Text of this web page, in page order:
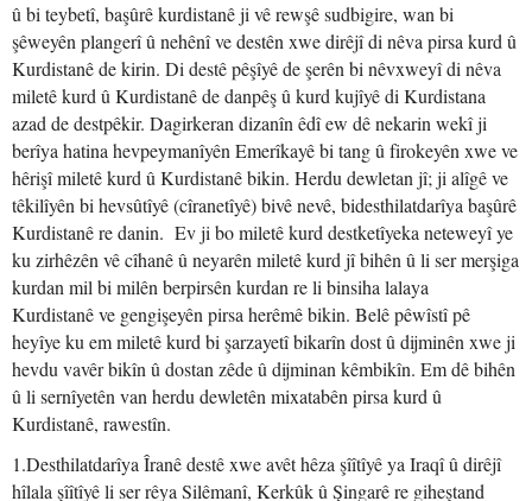
û bi teybetî, başûrê kurdistanê ji vê rewşê sudbigire, wan bi
şêweyên plangerî û nehênî ve destên xwe dirêjî di nêva pirsa kurd û
Kurdistanê de kirin. Di destê pêşîyê de şerên bi nêvxweyî di nêva
miletê kurd û Kurdistanê de danpêş û kurd kujîyê di Kurdistana
azad de destpêkir. Dagirkeran dizanîn êdî ew dê nekarin wekî ji
berîya hatina hevpeymanîyên Emerîkayê bi tang û firokeyên xwe ve
hêrişî miletê kurd û Kurdistanê bikin. Herdu dewletan jî; ji alîgê ve
têkilîyên bi hevsûtîyê (cîranetîyê) bivê nevê, bidesthilatdarîya başûrê
Kurdistanê re danin. Ev ji bo miletê kurd destketîyeka neteweyî ye
ku zirhêzên vê cîhanê û neyarên miletê kurd jî bihên û li ser merşiga
kurdan mil bi milên berpirsên kurdan re li binsiha lalaya
Kurdistanê ve gengişeyên pirsa herêmê bikin. Belê pêwîstî pê
heyîye ku em miletê kurd bi şarzayetî bikarîn dost û dijminên xwe ji
hevdu vavêr bikîn û dostan zêde û dijminan kêmbikîn. Em dê bihên
û li sernîyetên van herdu dewletên mixatabên pirsa kurd û
Kurdistanê, rawestîn.
1.Desthilatdarîya Îranê destê xwe avêt hêza şîîtîyê ya Iraqî û dirêjî
hîlala şîîtîyê li ser rêya Silêmanî, Kerkûk û Şingarê re giheştand